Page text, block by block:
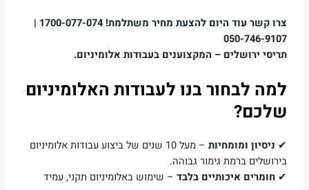
צרו קשר עוד היום להצעת מחיר משתלמת!
1700-077-074 |
050-746-9107
תריסי ירושלים – המקצוענים בעבודות אלומיניום.
למה לבחור בנו לעבודות האלומיניום
שלכם?
✔ ניסיון ומומחיות
– מעל 10 שנים של ביצוע עבודות אלומיניום
בירושלים ברמת גימור גבוהה.
✔חומרים איכותיים בלבד – שימוש באלומיניום תקני, עמיד